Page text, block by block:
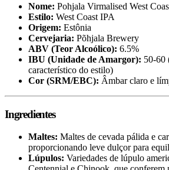
Nome: Pohjala Virmalised West
Estilo: West Coast IPA
Origem: Estônia
Cervejaria: Põhjala Brewery
ABV (Teor Alcoólico): 6.5%
IBU (Unidade de Amargor): 50-60
característico do estilo)
Cor (SRM/EBC): Âmbar claro e
Ingredientes
Maltes: Maltes de cevada pálida e
proporcionando leve dulçor para
Lúpulos: Variedades de lúpulo